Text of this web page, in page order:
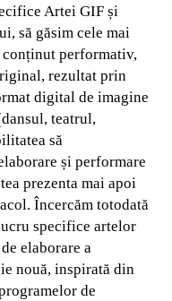
Artei GIF și
să găsim cele mai
performativ,
rezultat prin
digital de imagine
teatrul,
să
și performare
prezenta mai apoi
Încercăm totodată
specifice artelor
elaborare a
nouă, inspirată din
de